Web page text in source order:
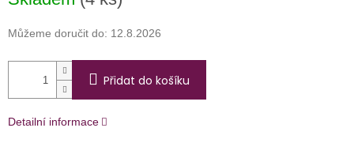
Můžeme doručit do: 12.8.2026
Přidat do košíku
Detailní informace